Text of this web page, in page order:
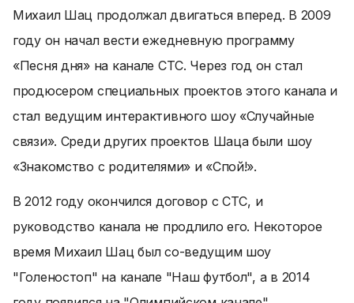
Михаил Шац продолжал двигаться вперед. В 2009
году он начал вести ежедневную программу
«Песня дня» на канале СТС. Через год он стал
продюсером специальных проектов этого канала и
стал ведущим интерактивного шоу «Случайные
связи». Среди других проектов Шаца были шоу
«Знакомство с родителями» и «Спой!».
В 2012 году окончился договор с СТС, и
руководство канала не продлило его. Некоторое
время Михаил Шац был со-ведущим шоу
"Голеностоп" на канале "Наш футбол", а в 2014